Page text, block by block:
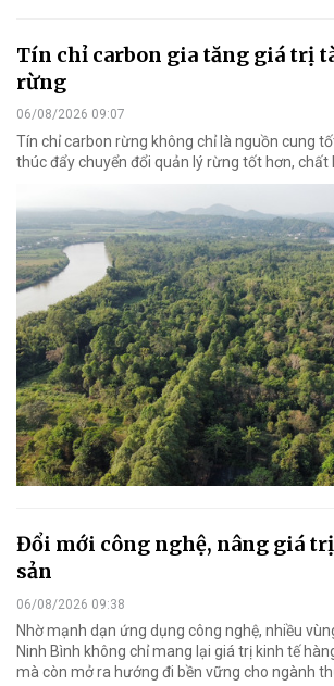
Tín chỉ carbon gia tăng giá trị
rừng
06/08/2026 09:07
Tín chỉ carbon rừng không chỉ là nguồn cung
thúc đẩy chuyển đổi quản lý rừng tốt hơn, chất
Đổi mới công nghệ, nâng giá
sản
06/08/2026 09:38
Nhờ mạnh dạn ứng dụng công nghệ, nhiều
Ninh Bình không chỉ mang lại giá trị kinh tế
mà còn mở ra hướng đi bền vững cho ngành